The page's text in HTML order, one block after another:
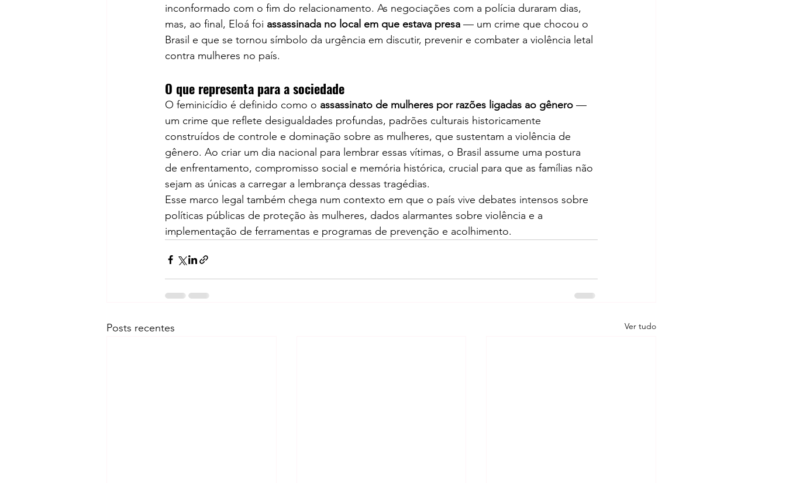
inconformado com o fim do relacionamento. As negociações com a polícia duraram dias,
mas, ao final, Eloá foi assassinada no local em que estava presa — um crime que chocou o
Brasil e que se tornou símbolo da urgência em discutir, prevenir e combater a violência letal
contra mulheres no país.
O que representa para a sociedade
O feminicídio é definido como o assassinato de mulheres por razões ligadas ao gênero —
um crime que reflete desigualdades profundas, padrões culturais historicamente
construídos de controle e dominação sobre as mulheres, que sustentam a violência de
gênero. Ao criar um dia nacional para lembrar essas vítimas, o Brasil assume uma postura
de enfrentamento, compromisso social e memória histórica, crucial para que as famílias não
sejam as únicas a carregar a lembrança dessas tragédias.
Esse marco legal também chega num contexto em que o país vive debates intensos sobre
políticas públicas de proteção às mulheres, dados alarmantes sobre violência e a
implementação de ferramentas e programas de prevenção e acolhimento.
Posts recentes Ver tudo